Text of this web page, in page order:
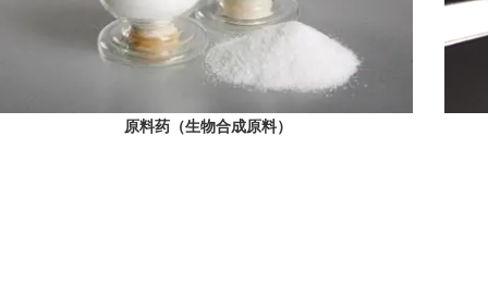
原料药（生物合成原料）